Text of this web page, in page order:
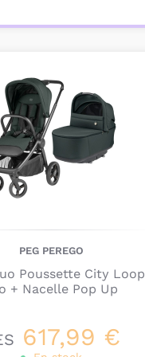
PEG PEREGO
Poussette City Loop
+ Nacelle Pop Up
617,99 €